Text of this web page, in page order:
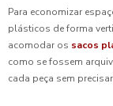
Para economizar
plásticos de forma
acomodar os sacos
como se fossem
cada peça sem